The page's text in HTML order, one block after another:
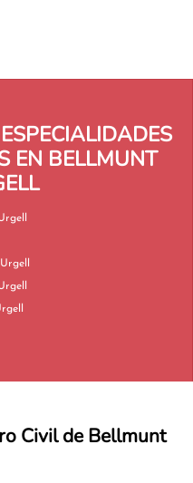
EN BELLMUNT
d'Urgell
d'Urgell
d'Urgell
Civil de Bellmunt